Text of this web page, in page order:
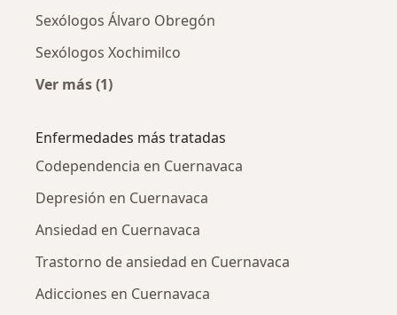
Sexólogos Álvaro Obregón
Sexólogos Xochimilco
Ver más (1)
Enfermedades más tratadas
Codependencia en Cuernavaca
Depresión en Cuernavaca
Ansiedad en Cuernavaca
Trastorno de ansiedad en Cuernavaca
Adicciones en Cuernavaca